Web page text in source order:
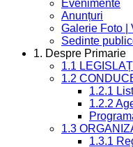
Evenimente
Anunțuri
Galerie Foto |
Sedinte
1. Despre Primarie
1.1
1.2
1.2.1
1.2.2
1.3
1.3.1